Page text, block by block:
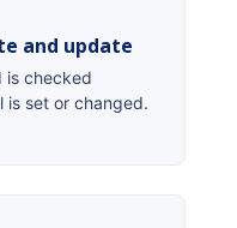
and update
is checked
is set or changed.